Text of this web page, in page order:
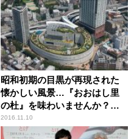
昭和初期の目黒が再現された
懐かしい風景…『おおはし里
の杜』を味わいませんか？
【ひろたみゆ紀・空を仰い
で】
2016.11.10